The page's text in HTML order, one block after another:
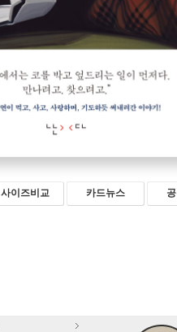
사이즈비교 카드뉴스